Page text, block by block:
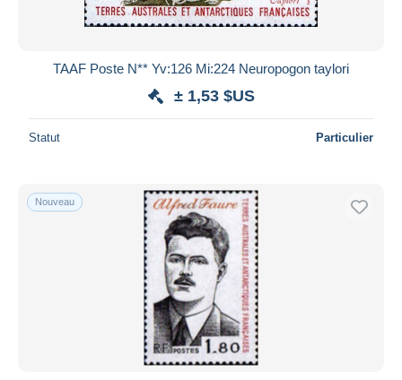
TAAF Poste N** Yv:126 Mi:224 Neuropogon taylori
± 1,53 $US
Statut Particulier
Nouveau